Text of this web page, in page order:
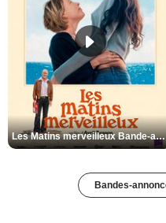
Les Matins merveilleux Bande-annonce VF
Bandes-